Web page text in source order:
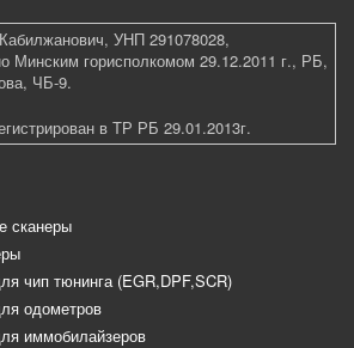
УНП 291078028,
Минским горисполкомом 29.12.2011 г., РБ,
ЧБ-9.
в ТР РБ 29.01.2013г.
сканеры
чип тюнинга (EGR,DPF,SCR)
одометров
иммобилайзеров